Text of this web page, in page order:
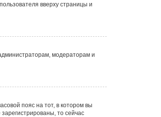
вверху страницы и
модераторам и
пояс на тот, в котором вы
то сейчас